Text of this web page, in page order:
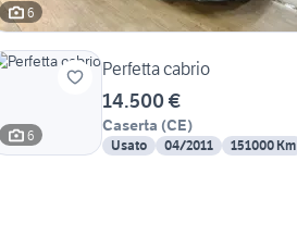
6
6
Perfetta cabrio
14.500 €
Caserta (CE)
Usato 04/2011 151000 Km